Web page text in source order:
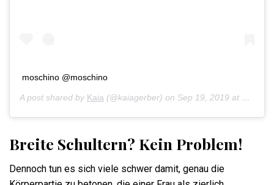
moschino @moschino
A post shared by Kaia (@kaiagerber) on Sep 19, 2019 at 2:32pm PDT
Breite Schultern? Kein Problem!
Dennoch tun es sich viele schwer damit, genau die